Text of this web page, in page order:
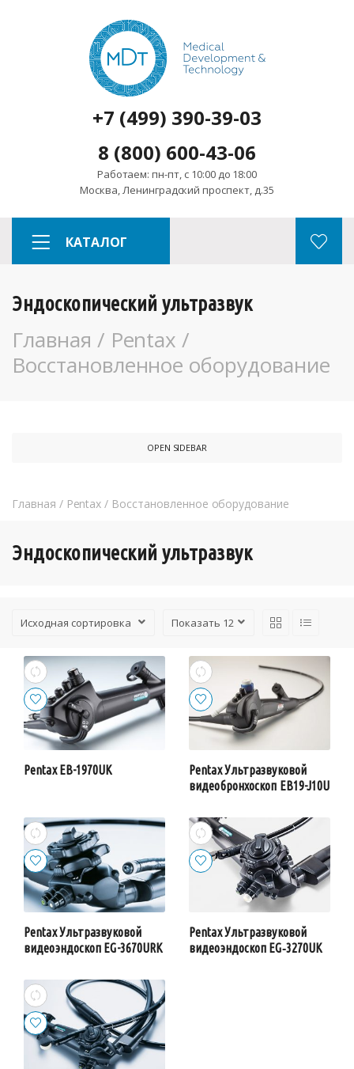
+7 (499) 390-39-03
8 (800) 600-43-06
Работаем: пн-пт, с 10:00 до 18:00
Москва, Ленинградский проспект, д.35
КАТАЛОГ
Эндоскопический ультразвук
Главная / Pentax /
Восстановленное оборудование
OPEN SIDEBAR
Главная / Pentax / Восстановленное оборудование
Эндоскопический ультразвук
Pentax EB-1970UK
Pentax Ультразвуковой
видеобронхоскоп EB19-J10U
Pentax Ультразвуковой
видеоэндоскоп EG-3670URK
Pentax Ультразвуковой
видеоэндоскоп EG‑3270UK